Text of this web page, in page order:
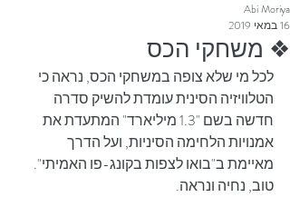
❖ משחקי הכס
Abi Moriya
16 במאי 2019
לכל מי שלא צופה במשחקי הכס, נראה כי
הטלוויזיה הסינית עומדת להשיק סדרה
חדשה בשם "1.3 מיליארד" המתעדת את
אמנויות הלחימה הסיניות, ועל הדרך
מאיימת ב"בואו לצפות בקונג-פו האמיתי".
טוב, נחיה ונראה.